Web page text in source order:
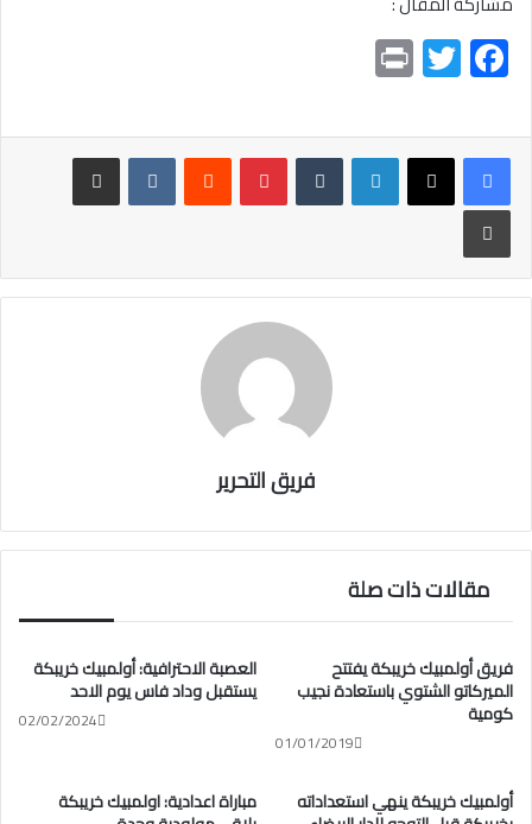
F
ac
e
b
o
ok
T
wi
tt
er
t
لينكدإن بينتيريست
مشاركة عبر البريد
طباعة
فريق التحرير
مقالات ذات صلة
العصبة الاحترافية: أولمبيك خريبكة
يستقبل وداد فاس يوم الاحد
02/02/2024
فريق أولمبيك خريبكة يفتتح
الميركاتو الشتوي باستعادة نجيب
كومية
01/01/2019
مباراة اعدادية: اولمبيك خريبكة أولمبيك خريبكة ينهي استعداداته